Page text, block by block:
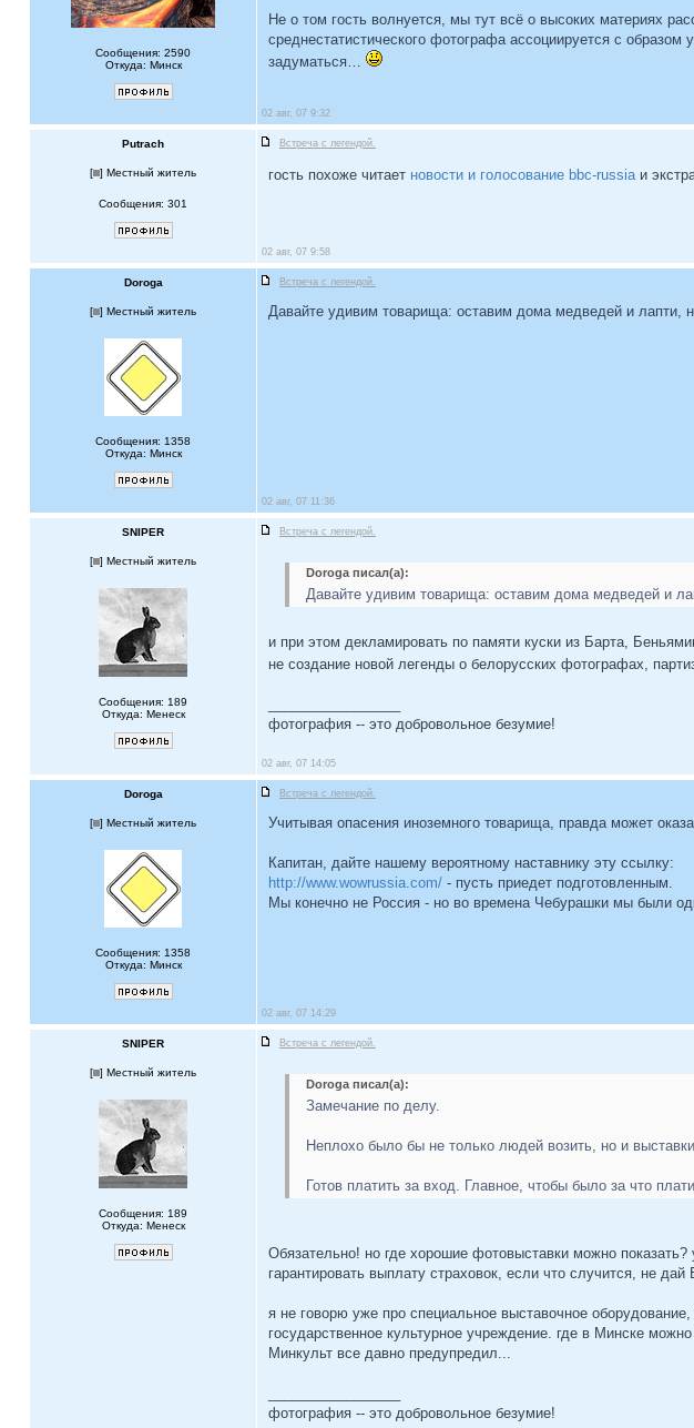
Сообщения: 2590
Откуда: Минск
Не о том гость волнуется, мы тут всё о высоких материях
среднестатистического фотографа ассоциируется с
задуматься…
02 авг, 07 9:32
Putrach Встреча с легендой.
[ ] Местный житель
Сообщения: 301
гость похоже читает новости и голосование bbc-russiaи
02 авг, 07 9:58
Doroga Встреча с легендой.
[ ] Местный житель
Сообщения: 1358
Откуда: Минск
Давайте удивим товарища: оставим дома медведей и лапти,
02 авг, 07 11:36
SNIPER Встреча с легендой.
[ ] Местный житель
Сообщения: 189
Откуда: Менеск
Doroga писал(а):
Давайте удивим товарища: оставим дома медведей и
и при этом декламировать по памяти куски из Барта,
не создание новой легенды о белорусских фотографах,
фотография -- это добровольное безумие!
02 авг, 07 14:05
Doroga Встреча с легендой.
[ ] Местный житель
Сообщения: 1358
Откуда: Минск
Учитывая опасения иноземного товарища, правда может
Капитан, дайте нашему вероятному наставнику эту ссылку:
http://www.wowrussia.com/ - пусть приедет подготовленным.
Мы конечно не Россия - но во времена Чебурашки мы были
02 авг, 07 14:29
SNIPER Встреча с легендой.
[ ] Местный житель
Сообщения: 189
Откуда: Менеск
Doroga писал(а):
Замечание по делу.
Неплохо было бы не только людей возить, но и
Готов платить за вход. Главное, чтобы было за что
Обязательно! но где хорошие фотовыставки можно
гарантировать выплату страховок, если что случится, не дай
я не говорю уже про специальное выставочное
государственное культурное учреждение. где в Минске
Минкульт все давно предупредил...
фотография -- это добровольное безумие!